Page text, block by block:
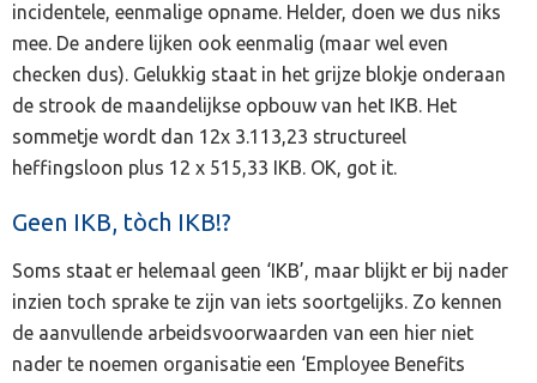
incidentele, eenmalige opname. Helder, doen we dus niks
mee. De andere lijken ook eenmalig (maar wel even
checken dus). Gelukkig staat in het grijze blokje onderaan
de strook de maandelijkse opbouw van het IKB. Het
sommetje wordt dan 12x 3.113,23 structureel
heffingsloon plus 12 x 515,33 IKB. OK, got it.
Geen IKB, tòch IKB!?
Soms staat er helemaal geen ‘IKB’, maar blijkt er bij nader
inzien toch sprake te zijn van iets soortgelijks. Zo kennen
de aanvullende arbeidsvoorwaarden van een hier niet
nader te noemen organisatie een ‘Employee Benefits